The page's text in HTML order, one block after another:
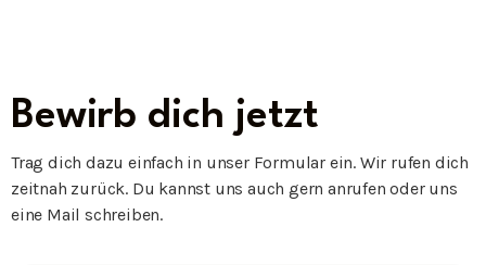
Bewirb dich jetzt
Trag dich dazu einfach in unser Formular ein. Wir rufen dich
zeitnah zurück. Du kannst uns auch gern anrufen oder uns
eine Mail schreiben.